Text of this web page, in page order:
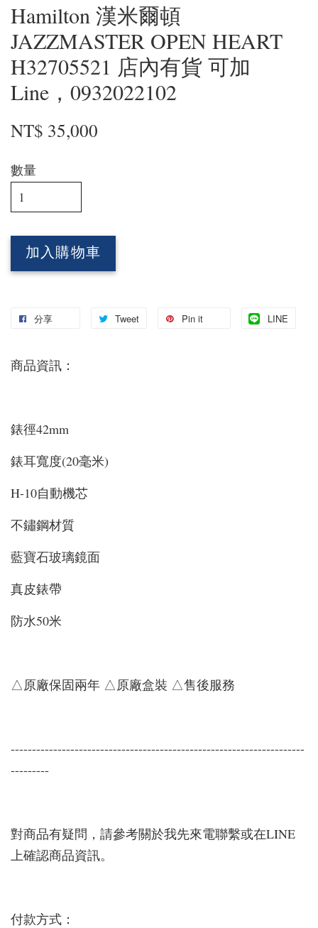
Hamilton 漢米爾頓
JAZZMASTER OPEN HEART
H32705521 店內有貨 可加
Line，0932022102
NT$ 35,000
數量
加入購物車
分享 Tweet Pin it LINE
商品資訊：
錶徑42mm
錶耳寬度(20毫米)
H-10自動機芯
不鏽鋼材質
藍寶石玻璃鏡面
真皮錶帶
防水50米
△原廠保固兩年 △原廠盒裝 △售後服務
---------------------------------------------------------------------
---------
對商品有疑問，請參考關於我先來電聯繫或在LINE
上確認商品資訊。
付款方式：